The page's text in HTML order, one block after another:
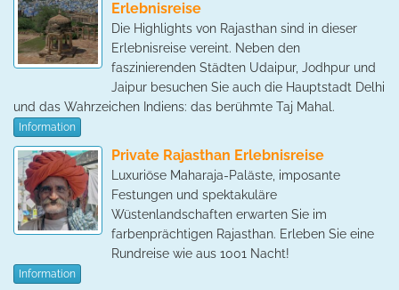
Erlebnisreise
Die Highlights von Rajasthan sind in dieser
Erlebnisreise vereint. Neben den
faszinierenden Städten Udaipur, Jodhpur und
Jaipur besuchen Sie auch die Hauptstadt Delhi
und das Wahrzeichen Indiens: das berühmte Taj Mahal.
Information
Private Rajasthan Erlebnisreise
Luxuriöse Maharaja-Paläste, imposante
Festungen und spektakuläre
Wüstenlandschaften erwarten Sie im
farbenprächtigen Rajasthan. Erleben Sie eine
Rundreise wie aus 1001 Nacht!
Information